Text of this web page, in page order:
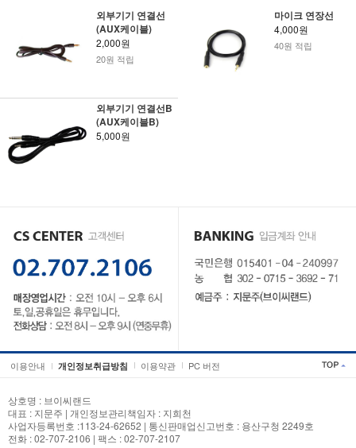
외부기기 연결선
(AUX케이블)
2,000원
20원 적립
마이크 연장선
4,000원
40원 적립
외부기기 연결선B
(AUX케이블B)
5,000원
이용안내 개인정보취급방침 이용약관 PC 버전
상호명 : 브이씨랜드
대표 : 지문주 | 개인정보관리책임자 : 지희천
사업자등록번호 :113-24-62652 | 통신판매업신고번호 : 용산구청 2249호
전화 : 02-707-2106 | 팩스 : 02-707-2107